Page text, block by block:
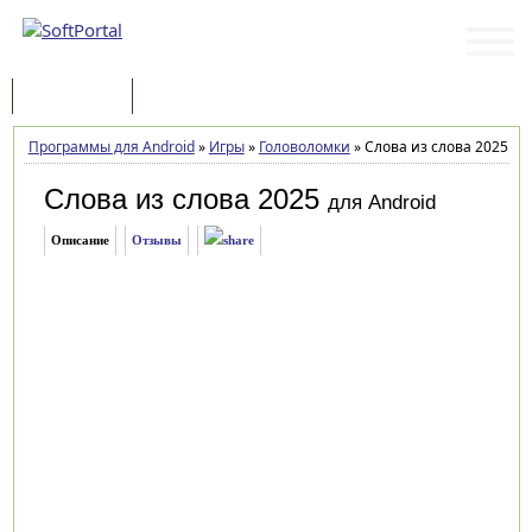
Программы для Android» Игры» Головоломки »Слова из слова 2025
Слова из слова 2025 для Android
Описание Отзывы